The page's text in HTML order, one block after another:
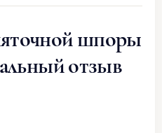
шпоры
отзыв